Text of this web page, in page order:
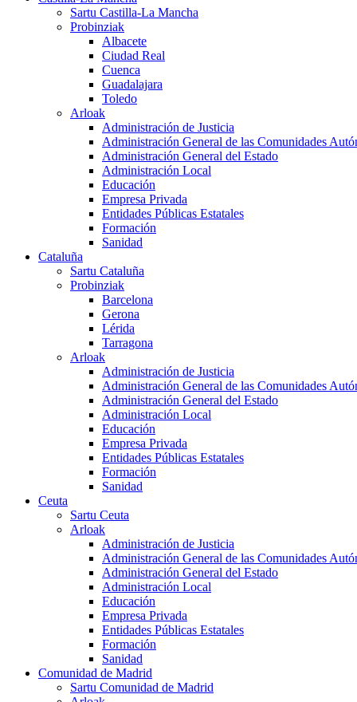
Sartu Castilla-La Mancha
Probinziak
Albacete
Ciudad Real
Cuenca
Guadalajara
Toledo
Arloak
Administración de Justicia
Administración General de las Comunidades
Administración General del Estado
Administración Local
Educación
Empresa Privada
Entidades Públicas Estatales
Formación
Sanidad
Cataluña
Sartu Cataluña
Probinziak
Barcelona
Gerona
Lérida
Tarragona
Arloak
Administración de Justicia
Administración General de las Comunidades
Administración General del Estado
Administración Local
Educación
Empresa Privada
Entidades Públicas Estatales
Formación
Sanidad
Ceuta
Sartu Ceuta
Arloak
Administración de Justicia
Administración General de las Comunidades
Administración General del Estado
Administración Local
Educación
Empresa Privada
Entidades Públicas Estatales
Formación
Sanidad
Comunidad de Madrid
Sartu Comunidad de Madrid